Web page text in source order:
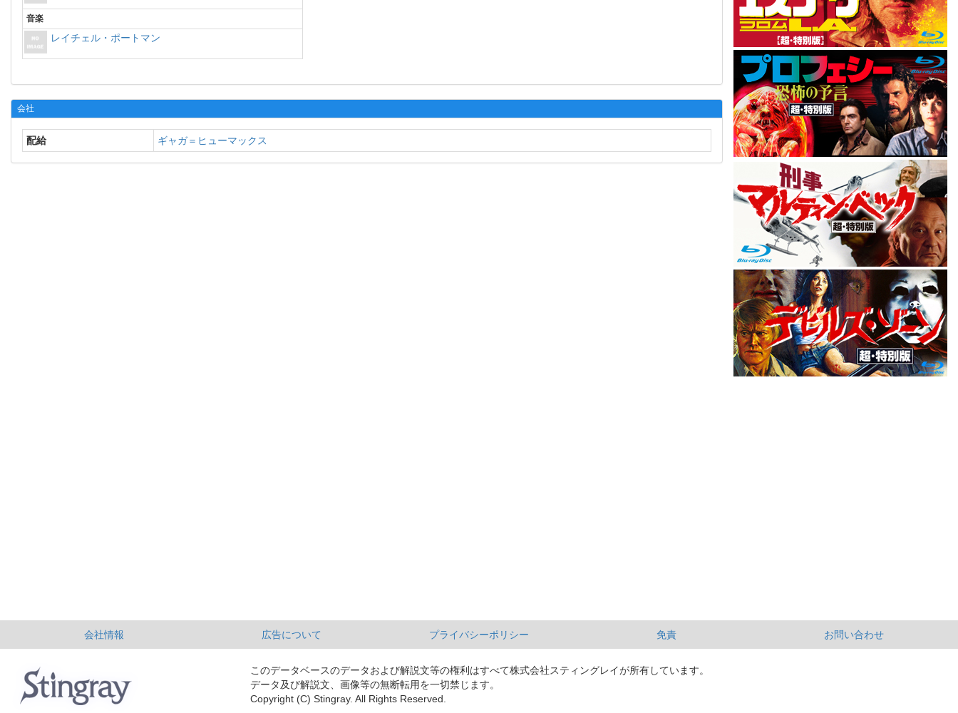
音楽
レイチェル・ポートマン
会社
配給 ギャガ＝ヒューマックス
会社情報 広告について プライバシーポリシー 免責 お問い合わせ
このデータベースのデータおよび解説文等の権利はすべて株式会社スティングレイが所有しています。
データ及び解説文、画像等の無断転用を一切禁じます。
Copyright (C) Stingray. All Rights Reserved.